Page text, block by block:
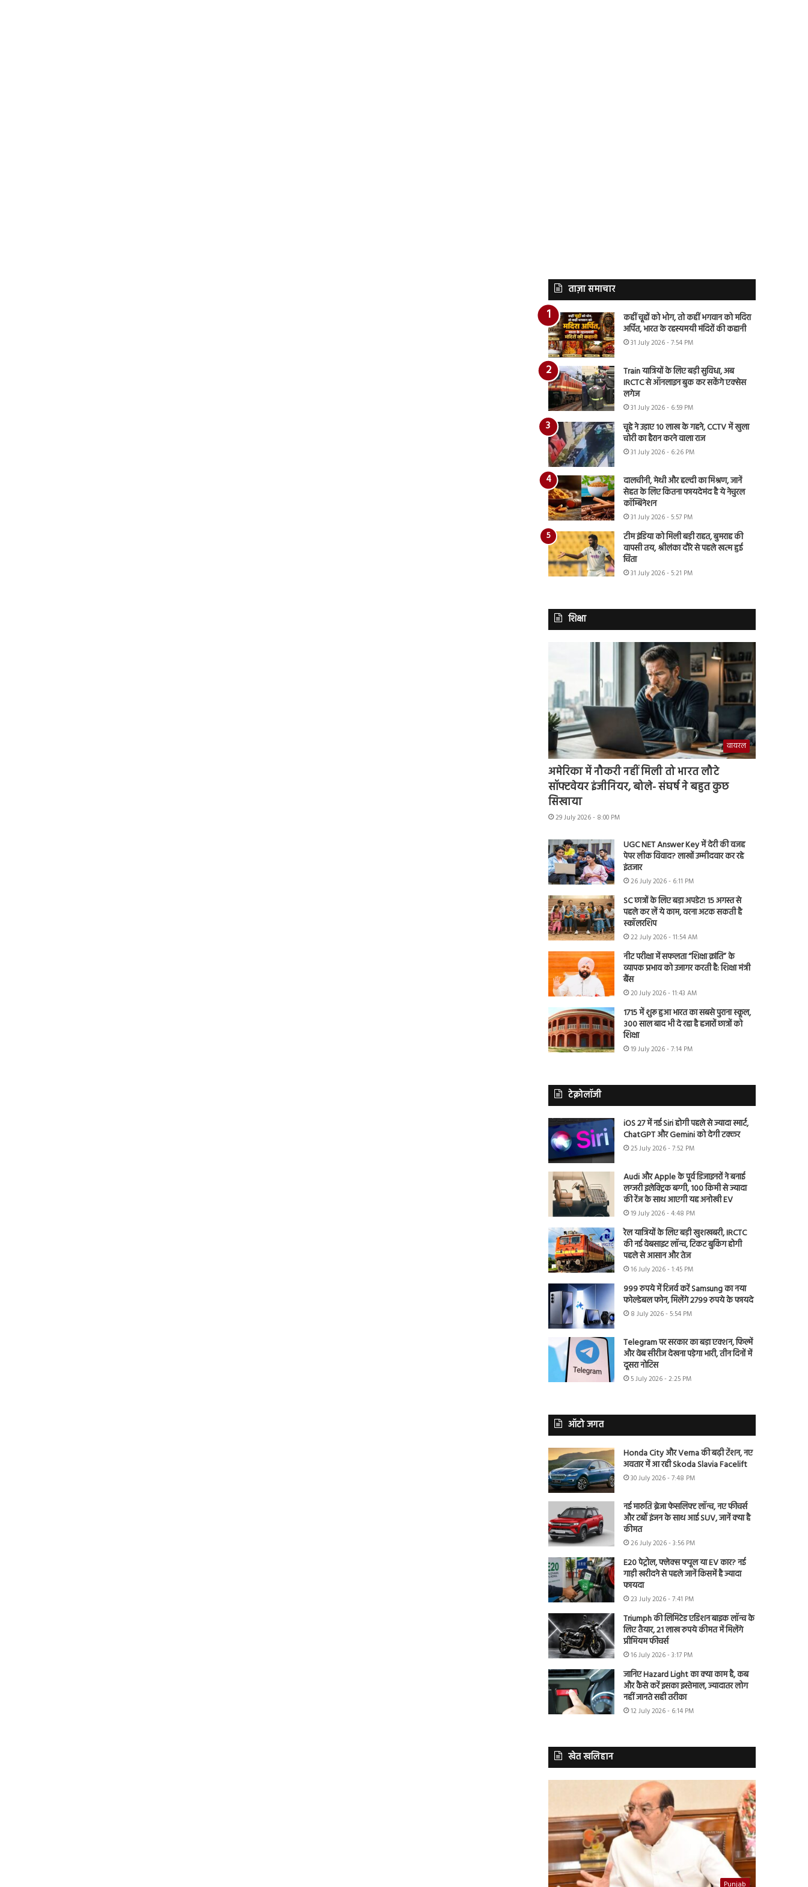
ताज़ा समाचार
कहीं चूहों को भोग, तो कहीं भगवान को मदिरा
अर्पित, भारत के रहस्यमयी मंदिरों की कहानी
31 July 2026 - 7:54 PM
Train यात्रियों के लिए बड़ी सुविधा, अब
IRCTC से ऑनलाइन बुक कर सकेंगे एक्सेस
लगेज
31 July 2026 - 6:59 PM
चूहे ने उड़ाए 10 लाख के गहने, CCTV में खुला
चोरी का हैरान करने वाला राज
31 July 2026 - 6:26 PM
दालचीनी, मेथी और हल्दी का मिश्रण, जानें
सेहत के लिए कितना फायदेमंद है ये नेचुरल
कॉम्बिनेशन
31 July 2026 - 5:57 PM
टीम इंडिया को मिली बड़ी राहत, बुमराह की
वापसी तय, श्रीलंका दौरे से पहले खत्म हुई
चिंता
31 July 2026 - 5:21 PM
शिक्षा
वायरल
अमेरिका में नौकरी नहीं मिली तो भारत लौटे
सॉफ्टवेयर इंजीनियर, बोले- संघर्ष ने बहुत कुछ
सिखाया
29 July 2026 - 8:00 PM
UGC NET Answer Key में देरी की वजह
पेपर लीक विवाद? लाखों उम्मीदवार कर रहे
इंतजार
26 July 2026 - 6:11 PM
SC छात्रों के लिए बड़ा अपडेट! 15 अगस्त से
पहले कर लें ये काम, वरना अटक सकती है
स्कॉलरशिप
22 July 2026 - 11:54 AM
नीट परीक्षा में सफलता “शिक्षा क्रांति” के
व्यापक प्रभाव को उजागर करती है: शिक्षा मंत्री
बैंस
20 July 2026 - 11:43 AM
1715 में शुरू हुआ भारत का सबसे पुराना स्कूल,
300 साल बाद भी दे रहा है हजारों छात्रों को
शिक्षा
19 July 2026 - 7:14 PM
टेक्नोलॉजी
iOS 27 में नई Siri होगी पहले से ज्यादा स्मार्ट,
ChatGPT और Gemini को देगी टक्कर
25 July 2026 - 7:52 PM
Audi और Apple के पूर्व डिजाइनरों ने बनाई
लग्जरी इलेक्ट्रिक बग्गी, 100 किमी से ज्यादा
की रेंज के साथ आएगी यह अनोखी EV
19 July 2026 - 4:48 PM
रेल यात्रियों के लिए बड़ी खुशखबरी, IRCTC
की नई वेबसाइट लॉन्च, टिकट बुकिंग होगी
पहले से आसान और तेज
16 July 2026 - 1:45 PM
999 रुपये में रिजर्व करें Samsung का नया
फोल्डेबल फोन, मिलेंगे 2799 रुपये के फायदे
8 July 2026 - 5:54 PM
Telegram पर सरकार का बड़ा एक्शन, फिल्में
और वेब सीरीज देखना पड़ेगा भारी, तीन दिनों में
दूसरा नोटिस
5 July 2026 - 2:25 PM
ऑटो जगत
Honda City और Verna की बढ़ी टेंशन, नए
अवतार में आ रही Skoda Slavia Facelift
30 July 2026 - 7:48 PM
नई मारुति ब्रेजा फेसलिफ्ट लॉन्च, नए फीचर्स
और टर्बो इंजन के साथ आई SUV, जानें क्या है
कीमत
26 July 2026 - 3:56 PM
E20 पेट्रोल, फ्लेक्स फ्यूल या EV कार? नई
गाड़ी खरीदने से पहले जानें किसमें है ज्यादा
फायदा
23 July 2026 - 7:41 PM
Triumph की लिमिटेड एडिशन बाइक लॉन्च के
लिए तैयार, 21 लाख रुपये कीमत में मिलेंगे
प्रीमियम फीचर्स
16 July 2026 - 3:17 PM
जानिए Hazard Light का क्या काम है, कब
और कैसे करें इसका इस्तेमाल, ज्यादातर लोग
नहीं जानते सही तरीका
12 July 2026 - 6:14 PM
खेत खलिहान
Punjab